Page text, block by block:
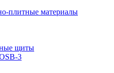
плитные материалы
щиты
3